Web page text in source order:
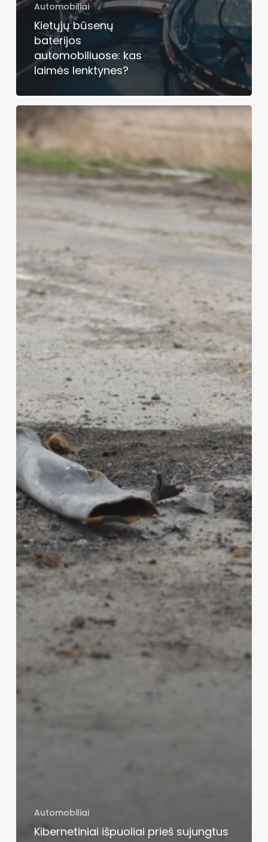
Automobiliai
Kietųjų būsenų
baterijos
automobiliuose: kas
laimės lenktynes?
išpuoliai
sujungtus
automobilius:
Automobiliai
Kibernetiniai išpuoliai prieš sujungtus